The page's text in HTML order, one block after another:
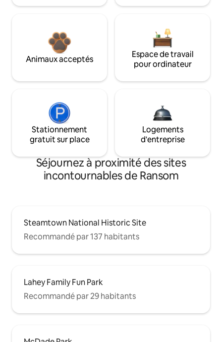
Animaux acceptés
Espace de travail
pour ordinateur
Stationnement
gratuit sur place
Logements
d'entreprise
Séjournez à proximité des sites
incontournables de Ransom
Steamtown National Historic Site
Recommandé par 137 habitants
Lahey Family Fun Park
Recommandé par 29 habitants